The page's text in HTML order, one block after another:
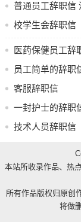
普通员工辞职信
校学生会辞职信
医药保健员工辞
员工简单的辞职
客服辞职信
一封护士的辞职
技术人员辞职信
本站所收录作品、热
所有作品版权归原创
将做